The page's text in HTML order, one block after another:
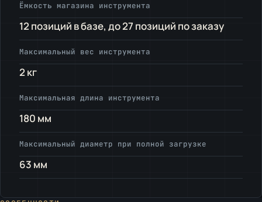
Ёмкость магазина инструмента
12 позиций в базе, до 27 позиций по заказу
Максимальный вес инструмента
2 кг
Максимальная длина инструмента
180 мм
Максимальный диаметр при полной загрузке
63 мм